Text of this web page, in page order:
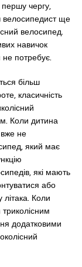
чергу,
велосипедист ще
велосипед.
навичок
потребує.
більш
класичність
Коли дитина
не
який має
які мають
або
літака. Коли
додатковими